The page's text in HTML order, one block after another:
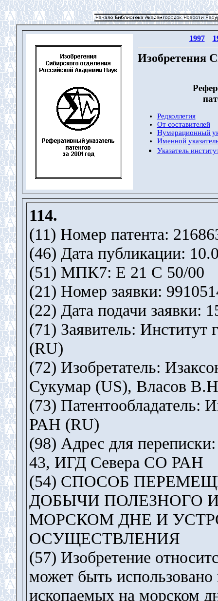
1997
Изобретения
Редколлегия
От составителей
Нумерационный
Именной
Указатель
114.
(11) Номер патента:
(46) Дата публикации:
(51) МПК7: E 21 C 50/00
(21) Номер заявки:
(22) Дата подачи заявки:
(71) Заявитель:
(RU)
(72) Изобретатель:
Сукумар (US), Власов
(73) Патентообладатель:
РАН (RU)
(98) Адрес для
43, ИГД Севера СО РАН
(54) СПОСОБ
ДОБЫЧИ ПОЛЕЗНОГО
МОРСКОМ ДНЕ И
ОСУЩЕСТВЛЕНИЯ
(57) Изобретение
может быть использовано
ископаемых на морском